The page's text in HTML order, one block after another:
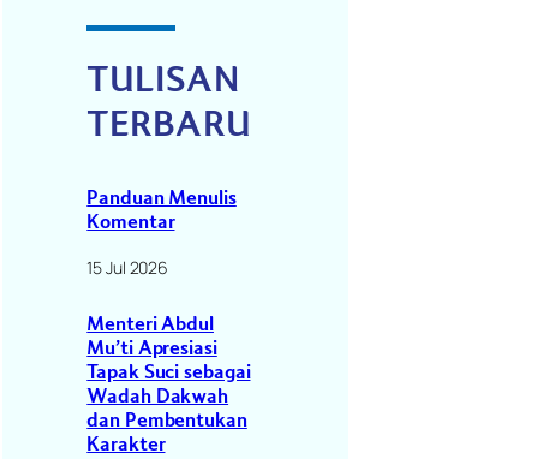
TULISAN
TERBARU
Panduan Menulis
Komentar
15 Jul 2026
Menteri Abdul
Mu’ti Apresiasi
Tapak Suci sebagai
Wadah Dakwah
dan Pembentukan
Karakter